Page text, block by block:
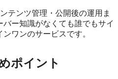
テンツ管理・公開後の運用ま
ー知識がなくても誰でもサイ
ワンのサービスです。
ポイント